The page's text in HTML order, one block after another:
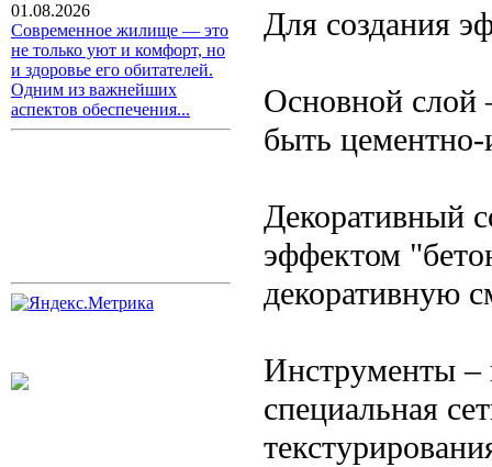
01.08.2026
Современное жилище — это
не только уют и комфорт, но
и здоровье его обитателей.
Одним из важнейших
аспектов обеспечения...
Для создания
Основной слой
быть цементно-
Декоративный
эффектом
декоративную
Инструменты –
специальная